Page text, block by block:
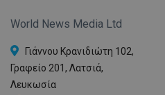
World News Media Ltd
Γιάννου Κρανιδιώτη 102,
Γραφείο 201, Λατσιά,
Λευκωσία